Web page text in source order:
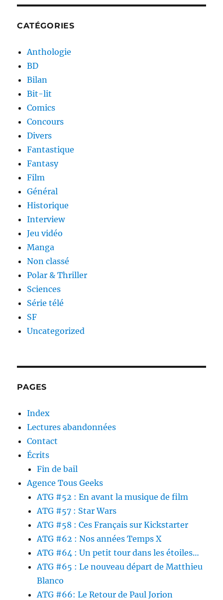
CATÉGORIES
Anthologie
BD
Bilan
Bit-lit
Comics
Concours
Divers
Fantastique
Fantasy
Film
Général
Historique
Interview
Jeu vidéo
Manga
Non classé
Polar & Thriller
Sciences
Série télé
SF
Uncategorized
PAGES
Index
Lectures abandonnées
Contact
Écrits
Fin de bail
Agence Tous Geeks
ATG #52 : En avant la musique de film
ATG #57 : Star Wars
ATG #58 : Ces Français sur Kickstarter
ATG #62 : Nos années Temps X
ATG #64 : Un petit tour dans les étoiles…
ATG #65 : Le nouveau départ de Matthieu
Blanco
ATG #66: Le Retour de Paul Jorion